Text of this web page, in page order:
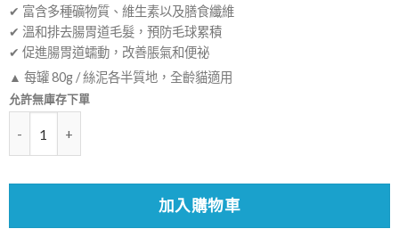
✔ 富含多種礦物質、維生素以及膳食纖維
✔ 溫和排去腸胃道毛髮，預防毛球累積
✔ 促進腸胃道蠕動，改善脹氣和便祕
▲ 每罐 80g / 絲泥各半質地，全齡貓適用
允許無庫存下單
加入購物車